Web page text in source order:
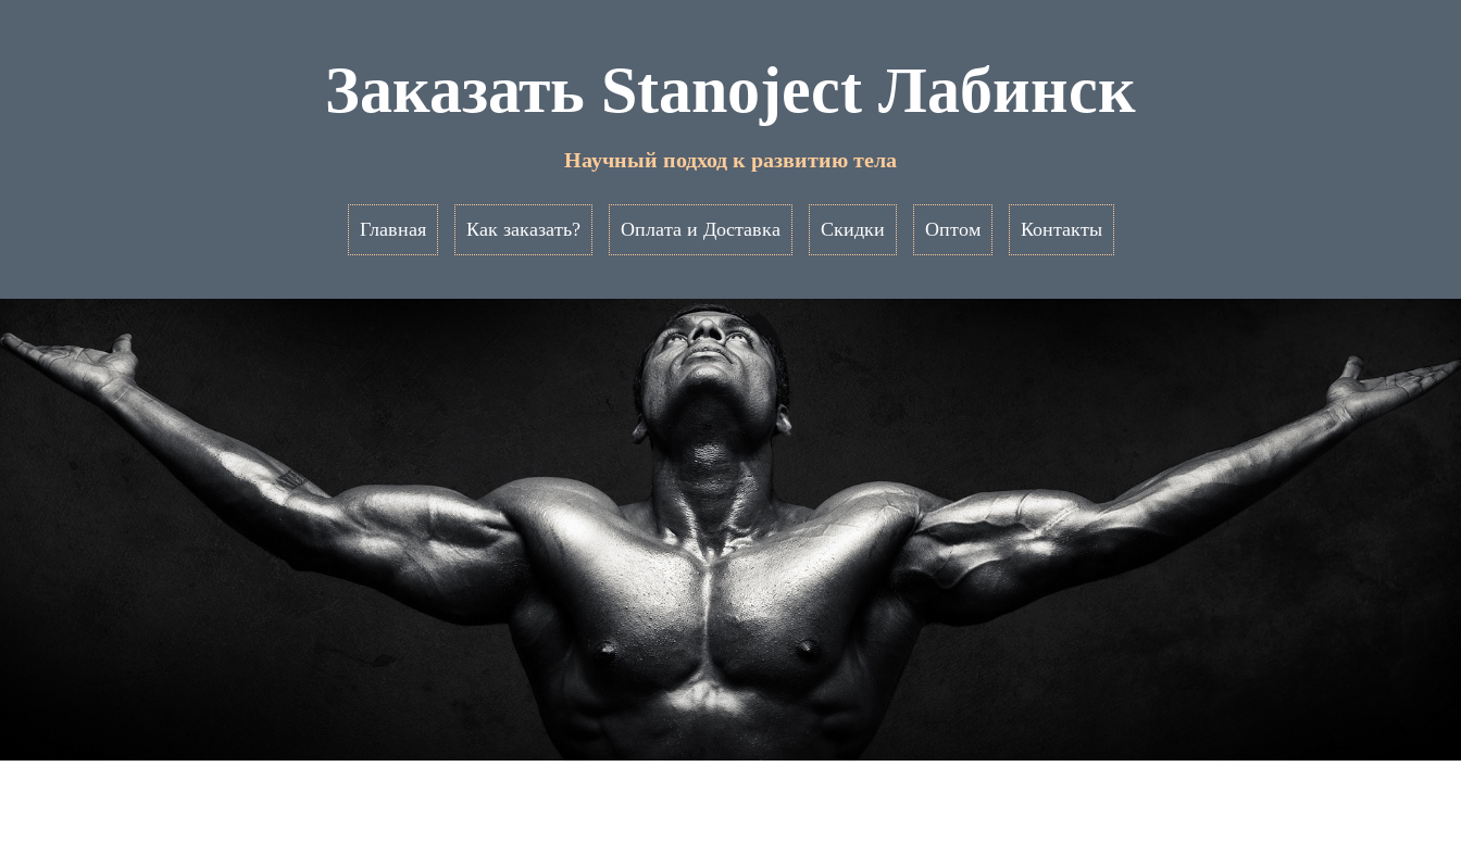
Заказать Stanoject Лабинск
Научный подход к развитию тела
Главная Как заказать? Оплата и Доставка Скидки Оптом Контакты